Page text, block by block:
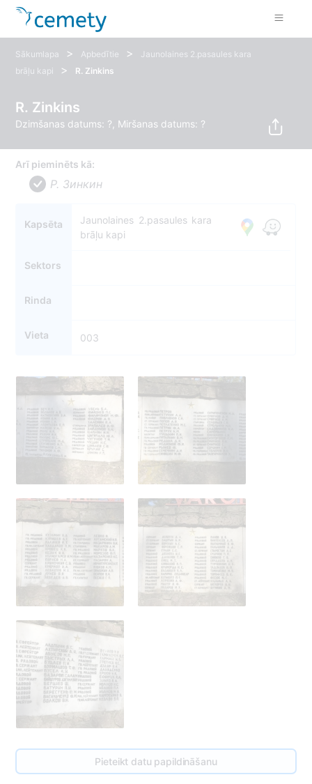
Sākumlapa > Apbedītie >
Jaunolaines 2.pasaules kara
brāļu kapi
> R. Zinkins
R. Zinkins
Dzimšanas datums: ?, Miršanas datums: ?
Arī pieminēts kā:
Р. Зинкин
Kapsēta
Jaunolaines 2.pasaules kara
brāļu kapi
Sektors
Rinda
Vieta 003
Pieteikt datu papildināšanu